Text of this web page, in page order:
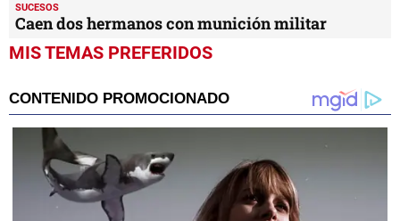
SUCESOS
Caen dos hermanos con munición militar
MIS TEMAS PREFERIDOS